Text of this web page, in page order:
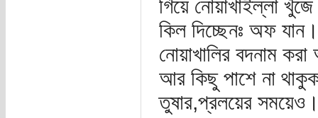
গিয়ে নোয়াখাইল্লা
কিল দিচ্ছেনঃ অফ
নোয়াখালির বদনাম
আর কিছু পাশে না
তুষার,প্রলয়ের সময়েও।